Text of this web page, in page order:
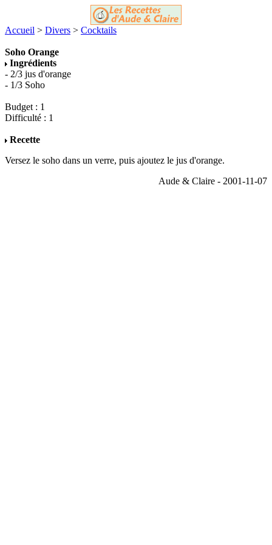
Accueil > Divers > Cocktails
Soho Orange
Ingrédients
- 2/3 jus d'orange
- 1/3 Soho
Budget : 1
Difficulté : 1
Recette
Versez le soho dans un verre, puis ajoutez le jus d'orange.
Aude & Claire - 2001-11-07